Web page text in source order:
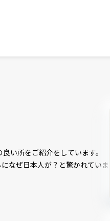
い所をご紹介をしています。
なぜ日本人が？と驚かれていま